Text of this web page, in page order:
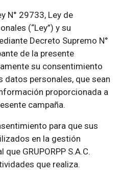
N° 29733, Ley de
(“Ley”) y su
Decreto Supremo N°
de la presente
su consentimiento
datos personales, que sean
proporcionada a
campaña.
para que sus
en la gestión
GRUPORPP S.A.C.
que realiza.